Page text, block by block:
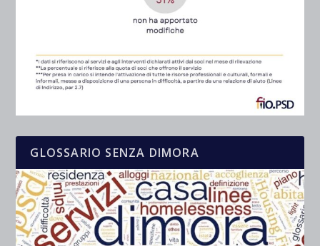
GLOSSARIO SENZA DIMORA